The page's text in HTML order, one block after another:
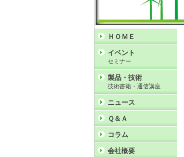
ＨＯＭＥ
イベント
セミナー
製品・技術
技術書籍・通信講座
ニュース
Ｑ＆Ａ
コラム
会社概要